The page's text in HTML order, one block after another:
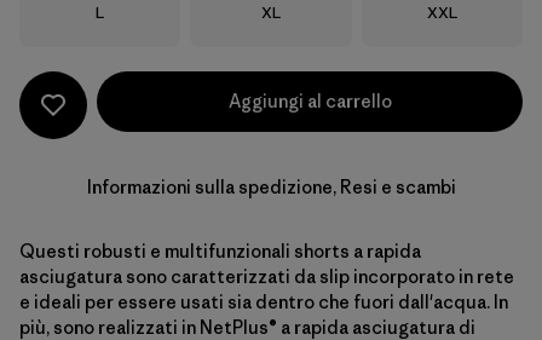
Taglia
L Taglia
XL Taglia
XXL
Aggiungi al carrello
Informazioni sulla spedizione, Resi e scambi
Questi robusti e multifunzionali shorts a rapida
asciugatura sono caratterizzati da slip incorporato in rete
e ideali per essere usati sia dentro che fuori dall'acqua. In
più, sono realizzati in NetPlus® a rapida asciugatura di